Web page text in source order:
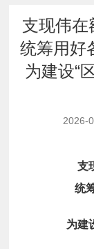
支现伟在
统筹用好
为建设“
2026-
支
统
为建